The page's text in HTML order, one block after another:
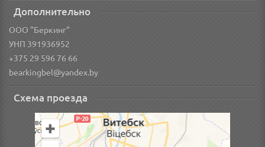
Дополнительно
ООО "Беркинг"
УНП 391936952
+375 29 596 76 66
bearkingbel@yandex.by
Схема проезда